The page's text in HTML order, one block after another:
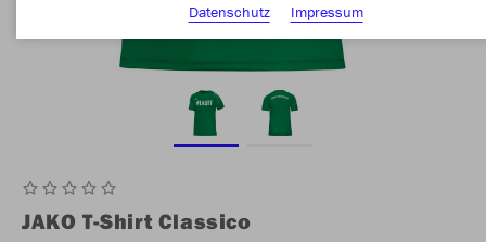
JAKO T-Shirt Classico
Datenschutz
Impressum